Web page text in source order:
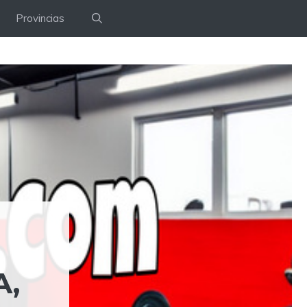
Provincias